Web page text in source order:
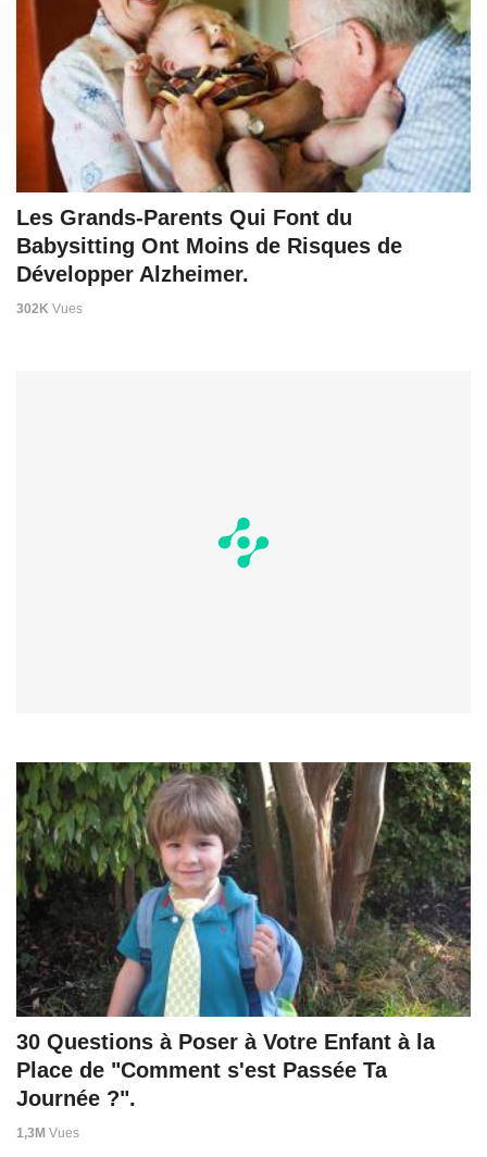
Les Grands-Parents Qui Font du
Babysitting Ont Moins de Risques de
Développer Alzheimer.
302K Vues
30 Questions à Poser à Votre Enfant à la
Place de "Comment s'est Passée Ta
Journée ?".
1,3M Vues